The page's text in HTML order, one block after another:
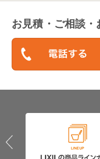
お見積・ご相談・